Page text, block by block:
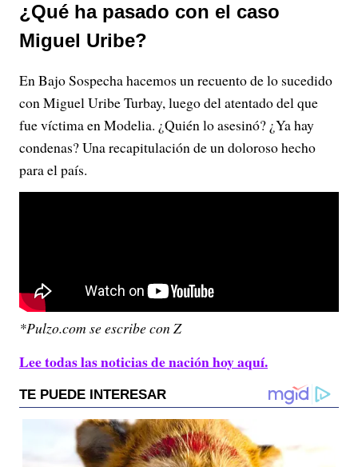
¿Qué ha pasado con el caso
Miguel Uribe?
En Bajo Sospecha hacemos un recuento de lo sucedido
con Miguel Uribe Turbay, luego del atentado del que
fue víctima en Modelia. ¿Quién lo asesinó? ¿Ya hay
condenas? Una recapitulación de un doloroso hecho
para el país.
*Pulzo.com se escribe con Z
Lee todas las noticias de nación hoy aquí.